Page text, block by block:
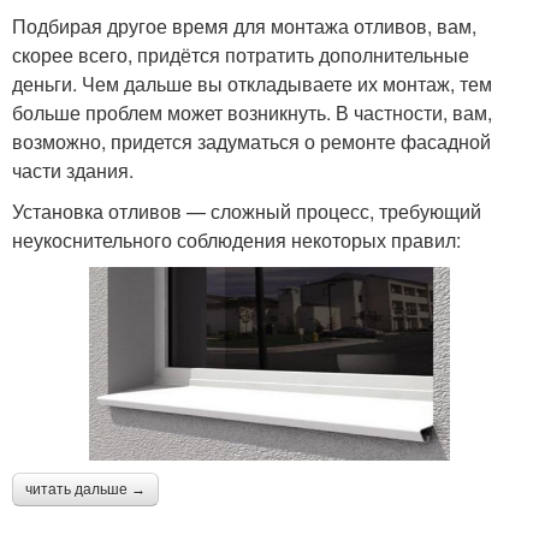
Подбирая другое время для монтажа отливов, вам,
скорее всего, придётся потратить дополнительные
деньги. Чем дальше вы откладываете их монтаж, тем
больше проблем может возникнуть. В частности, вам,
возможно, придется задуматься о ремонте фасадной
части здания.
Установка отливов — сложный процесс, требующий
неукоснительного соблюдения некоторых правил:
читать дальше →